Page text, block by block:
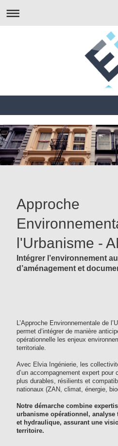
Approche
l'Urbanisme -
Intégrer l’environnement
d’aménagement et
L’Approche Environnementale de
permet d’intégrer de manière
opérationnelle les enjeux
territoriale.
Avec Elvia Ingénierie, les
d’un accompagnement expert pour
plus durables, résilients et
nationaux (ZAN, climat, énergie,
Notre démarche combine
urbanisme opérationnel,
et hydraulique, assurant une
territoire.